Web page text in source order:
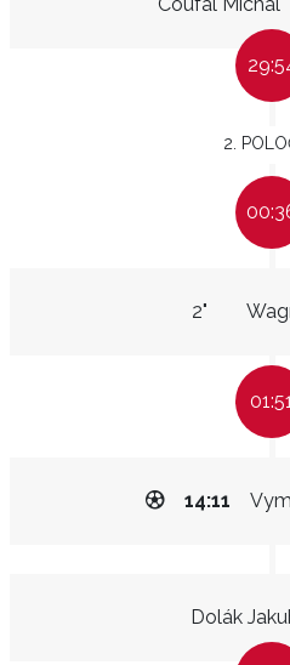
2.
2"
14:11
Dolák